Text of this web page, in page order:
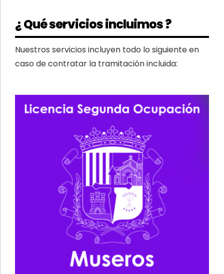
¿ Qué servicios incluimos ?
Nuestros servicios incluyen todo lo siguiente en
caso de contratar la tramitación incluida: